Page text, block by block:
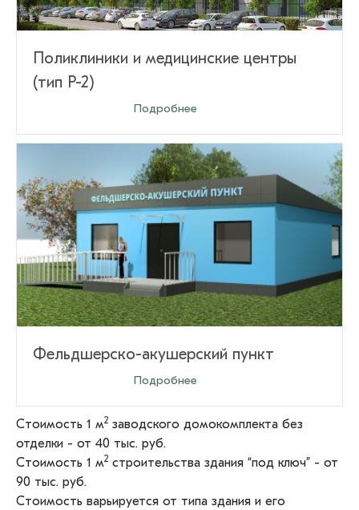
Поликлиники и медицинские центры
(тип Р-2)
Подробнее
Фельдшерско-акушерский пункт
Подробнее
Стоимость 1 м2 заводского домокомплекта без
отделки - от 40 тыс. руб.
Стоимость 1 м2 строительства здания “под ключ” - от
90 тыс. руб.
Стоимость варьируется от типа здания и его